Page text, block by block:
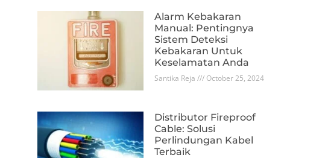
Alarm Kebakaran
Manual: Pentingnya
Sistem Deteksi
Kebakaran Untuk
Keselamatan Anda
Santika Reja October 25, 2024
Distributor Fireproof
Cable: Solusi
Perlindungan Kabel
Terbaik